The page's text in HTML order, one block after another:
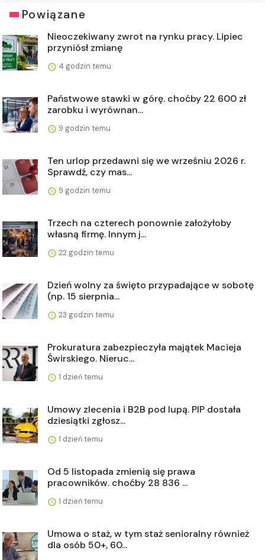
Powiązane
Nieoczekiwany zwrot na rynku pracy. Lipiec
przyniósł zmianę
4 godzin temu
Państwowe stawki w górę. choćby 22 600 zł
zarobku i wyrównan...
9 godzin temu
Ten urlop przedawni się we wrześniu 2026 r.
Sprawdź, czy mas...
9 godzin temu
Trzech na czterech ponownie założyłoby
własną firmę. Innym j...
22 godzin temu
Dzień wolny za święto przypadające w sobotę
(np. 15 sierpnia...
23 godzin temu
Prokuratura zabezpieczyła majątek Macieja
Świrskiego. Nieruc...
1 dzień temu
Umowy zlecenia i B2B pod lupą. PIP dostała
dziesiątki zgłosz...
1 dzień temu
Od 5 listopada zmienią się prawa
pracowników. choćby 28 836 ...
1 dzień temu
Umowa o staż, w tym staż senioralny również
dla osób 50+, 60...